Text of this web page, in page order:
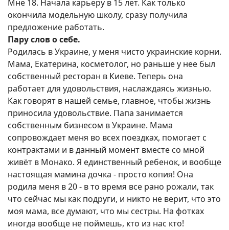
Мне 18. Начала карьеру в 15 лет. Как только
окончила модельную школу, сразу получила
предложение работать.
Пару слов о себе.
Родилась в Украине, у меня чисто украинские корни.
Мама, Екатерина, косметолог, но раньше у нее был
собственный ресторан в Киеве. Теперь она
работает для удовольствия, наслаждаясь жизнью.
Как говорят в нашей семье, главное, чтобы жизнь
приносила удовольствие. Папа занимается
собственным бизнесом в Украине. Мама
сопровождает меня во всех поездках, помогает с
контрактами и в данный момент вместе со мной
живёт в Монако. Я единственный ребенок, и вообще
настоящая мамина дочка - просто копия! Она
родила меня в 20 - в то время все рано рожали, так
что сейчас мы как подруги, и никто не верит, что это
моя мама, все думают, что мы сестры. На фотках
иногда вообще не поймешь, кто из нас кто!